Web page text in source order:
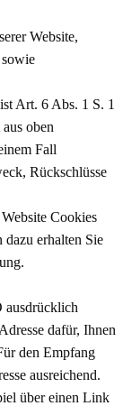
Website,
Art. 6 Abs. 1 S. 1
oben
Fall
Rückschlüsse
Cookies
dazu erhalten Sie
ausdrücklich
dafür, Ihnen
den Empfang
ausreichend.
über einen Link